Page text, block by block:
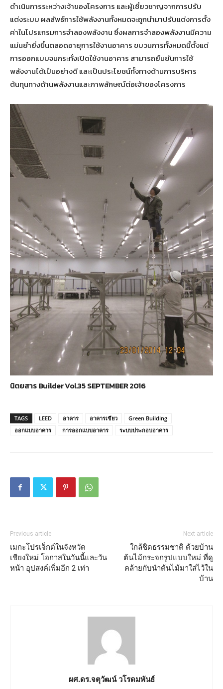
ดำเนินการระหว่างเจ้าของโครงการ และผู้เชี่ยวชาญจากการปรับ
แต่งระบบ ผลลัพธ์การใช้พลังงานทั้งหมดจะถูกนำมาปรับแต่งการตั้ง
ค่าในโปรแกรมการจำลองพลังงาน ซึ่งผลการจำลองพลังงานมีความ
แม่นยำยิ่งขึ้นตลอดอายุการใช้งานอาคาร ขบวนการทั้งหมดนี้ตั้งแต่
การออกแบบจนกระทั่งเปิดใช้งานอาคาร สามารถยืนยันการใช้
พลังงานได้เป็นอย่างดี และเป็นประโยชน์ทั้งทางด้านการบริหาร
ต้นทุนทางด้านพลังงานและภาพลักษณ์ต่อเจ้าของโครงการ
นิตยสาร Builder Vol.35 SEPTEMBER 2016
TAGS LEED อาคาร อาคารเขียว
Green Building
ออกแบบอาคาร
การออกแบบอาคาร ระบบประกอบอาคาร
Previous article
เมกะโปรเจ็กต์ในจังหวัด
เชียงใหม่ โอกาสในวันนี้และวัน
หน้า อุปสงค์เพิ่มอีก 2 เท่า
Next article
ใกล้ชิดธรรมชาติ ด้วยบ้าน
ต้นไม้กระจกรูปแบบใหม่ ที่ดู
คล้ายกับนำต้นไม้มาใส่ไว้ใน
บ้าน
ผศ.ดร.จตุวัฒน์ วโรดมพันธ์